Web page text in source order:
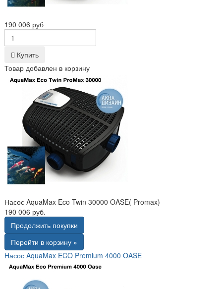
190 006 руб
Купить
Товар добавлен в корзину
Насос AquaMax Eco Twin 30000 OASE( Promax)
190 006 руб.
Продолжить покупки
Перейти в корзину »
Насос AquaMax ECO Premium 4000 OASE